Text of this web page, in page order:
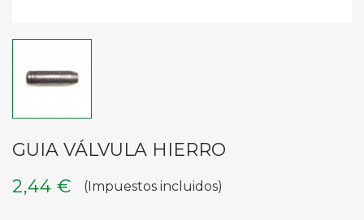
GUIA VÁLVULA HIERRO
2,44 €
(Impuestos incluidos)